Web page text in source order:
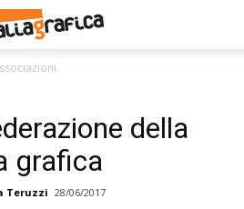
della
grafica
Teruzzi 28/06/2017